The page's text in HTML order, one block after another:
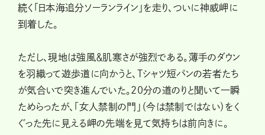
続く「日本海追分ソーランライン」を走り、ついに神威岬に
到着した。
ただし、現地は強風＆肌寒さが強烈である。薄手のダウン
を羽織って遊歩道に向かうと、Tシャツ短パンの若者たち
が気合いで突き進んでいた。20分の道のりと聞いて一瞬
ためらったが、「女人禁制の門」（今は禁制ではない）をく
ぐった先に見える岬の先端を見て気持ちは前向きに。